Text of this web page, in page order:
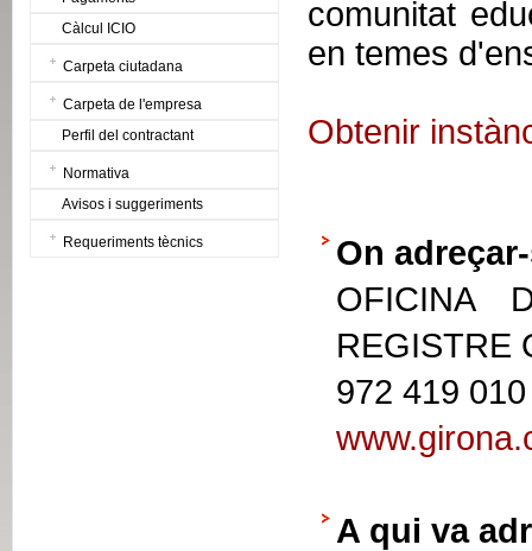
Càlcul ICIO
Carpeta ciutadana
Carpeta de l'empresa
Perfil del contractant
Normativa
Avisos i suggeriments
Requeriments tècnics
comunitat
en temes
Obtenir
On
OFICINA
REGISTRE
972 419 010
A qui va